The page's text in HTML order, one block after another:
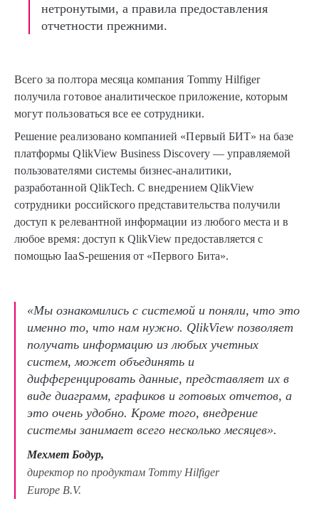
нетронутыми, а правила предоставления
отчетности прежними.
Всего за полтора месяца компания Tommy Hilfiger
получила готовое аналитическое приложение, которым
могут пользоваться все ее сотрудники.
Решение реализовано компанией «Первый БИТ» на базе
платформы QlikView Business Discovery — управляемой
пользователями системы бизнес-аналитики,
разработанной QlikTech. С внедрением QlikView
сотрудники российского представительства получили
доступ к релевантной информации из любого места и в
любое время: доступ к QlikView предоставляется с
помощью IaaS-решения от «Первого Бита».
«Мы ознакомились с системой и поняли, что это
именно то, что нам нужно. QlikView позволяет
получать информацию из любых учетных
систем, может объединять и
дифференцировать данные, представляет их в
виде диаграмм, графиков и готовых отчетов, а
это очень удобно. Кроме того, внедрение
системы занимает всего несколько месяцев».
Мехмет Бодур,
директор по продуктам Tommy Hilfiger
Europe B.V.